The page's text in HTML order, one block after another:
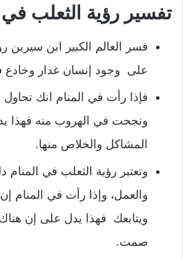
تفسير رؤية الثعلب في
فسر العالم الكبير ابن سيرين
على وجود إنسان غدار وخادع
فإذا رأت في المنام انك
ونجحت في الهروب منه فهذا
المشاكل والخلاص منها.
وتعتبر رؤية الثعلب في
والعمل، وإذا رأت في المنام
ويتابعك فهذا يدل على إن
صمت.